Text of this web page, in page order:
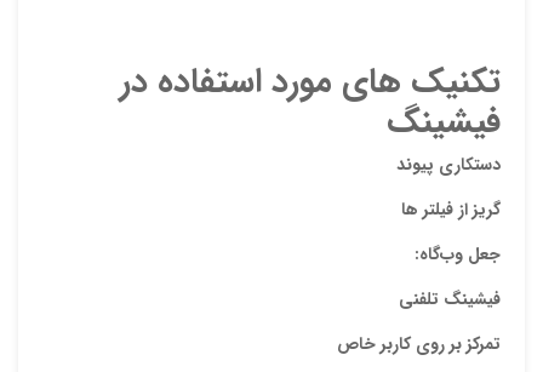
تکنیک هاي مورد استفاده در
فیشینگ
دستکاري پیوند
گریز از فیلتر ها
جعل وب‌گاه:
فیشینگ تلفنی
تمرکز بر روي کاربر خاص